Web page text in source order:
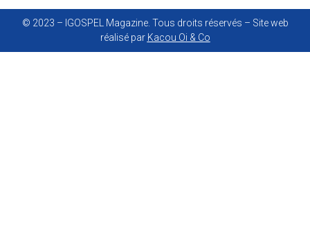
© 2023 – IGOSPEL Magazine. Tous droits réservés – Site web
réalisé par Kacou Oi & Co